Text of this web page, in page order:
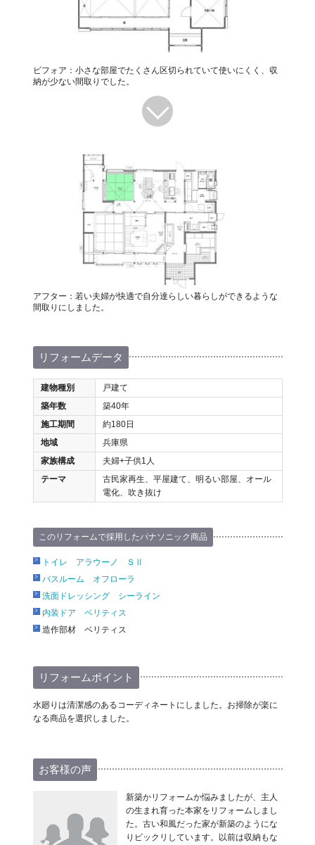
ビフォア：小さな部屋でたくさん区切られていて使いにくく、収
納が少ない間取りでした。
アフター：若い夫婦が快適で自分達らしい暮らしができるような
間取りにしました。
リフォームデータ
建物種別
戸建て
築年数
築40年
施工期間
約180日
地域
兵庫県
家族構成
夫婦+子供1人
テーマ
古民家再生、平屋建て、明るい部屋、オール
電化、吹き抜け
このリフォームで採用したパナソニック商品
トイレ アラウーノ ＳⅡ
バスルーム オフローラ
洗面ドレッシング シーライン
内装ドア ベリティス
造作部材 ベリティス
リフォームポイント
水廻りは清潔感のあるコーディネートにしました。お掃除が楽に
なる商品を選択しました。
お客様の声
新築かリフォームか悩みましたが、主人
の生まれ育った本家をリフォームしまし
た。古い和風だった家が新築のようにな
りビックリしています。以前は収納もな